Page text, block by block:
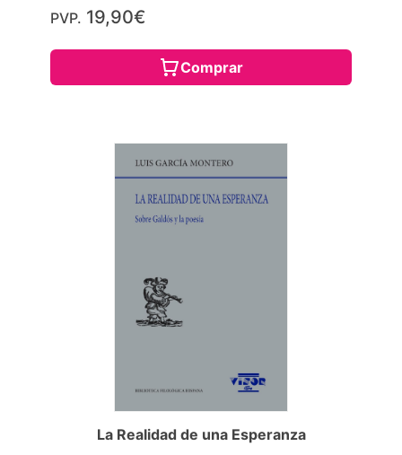
PVP. 19,90€
Comprar
La Realidad de una Esperanza